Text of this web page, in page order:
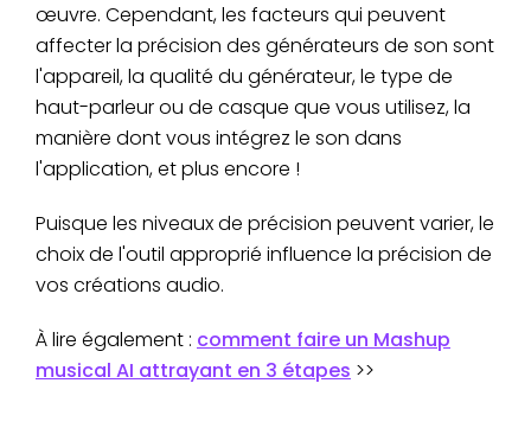
œuvre. Cependant, les facteurs qui peuvent
affecter la précision des générateurs de son sont
l'appareil, la qualité du générateur, le type de
haut-parleur ou de casque que vous utilisez, la
manière dont vous intégrez le son dans
l'application, et plus encore !
Puisque les niveaux de précision peuvent varier, le
choix de l'outil approprié influence la précision de
vos créations audio.
À lire également : comment faire un Mashup
musical AI attrayant en 3 étapes >>